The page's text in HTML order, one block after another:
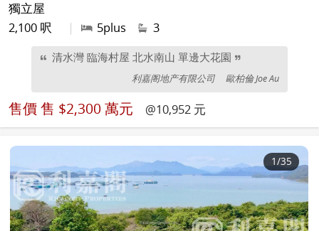
獨立屋
2,100 呎
| 5plus 3
清水灣 臨海村屋 北水南山 單邊大花園
利嘉阁地产有限公司 歐柏倫 Joe Au
售價 售 $2,300 萬元 @10,952 元
1/35